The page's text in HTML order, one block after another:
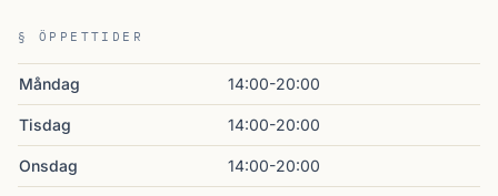
§ ÖPPETTIDER
Måndag 14:00-20:00
Tisdag 14:00-20:00
Onsdag 14:00-20:00